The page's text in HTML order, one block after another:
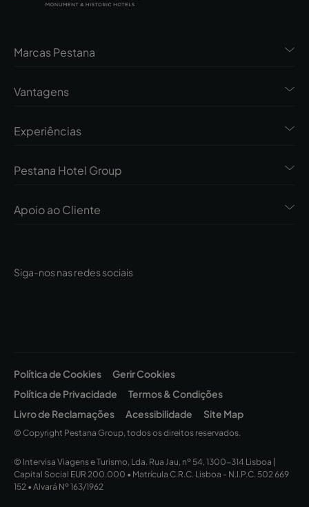
Siga-nos nas redes sociais
Marcas Pestana
Vantagens
Experiências
Pestana Hotel Group
Apoio ao Cliente
Política de Cookies
Gerir Cookies
Política de Privacidade
Termos & Condições
Livro de Reclamações
Acessibilidade Site Map
© Copyright Pestana Group, todos os direitos reservados.
© Intervisa Viagens e Turismo, Lda. Rua Jau, nº 54, 1300-314 Lisboa |
Capital Social EUR 200.000 • Matrícula C.R.C. Lisboa - N.I.P.C. 502 669
152 • Alvará Nº 163/1962